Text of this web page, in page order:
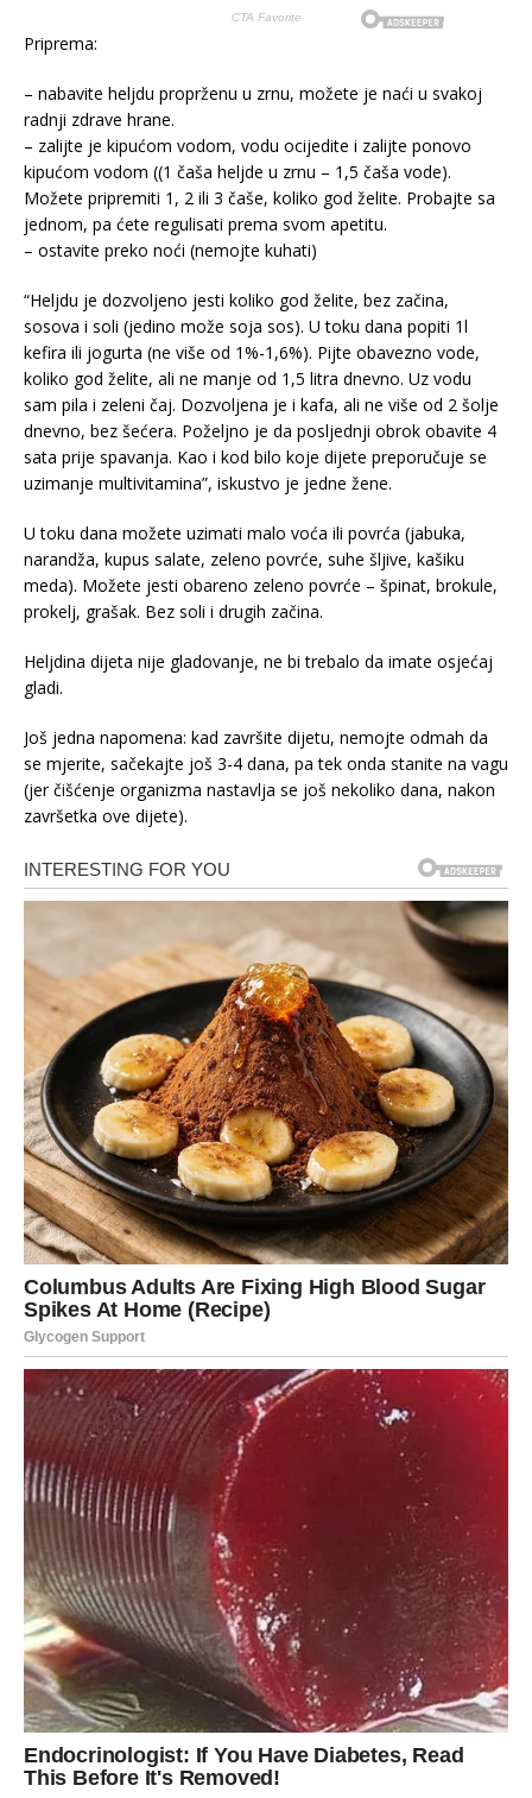
Priprema:
– nabavite heljdu proprženu u zrnu, možete je naći u svakoj
radnji zdrave hrane.
– zalijte je kipućom vodom, vodu ocijedite i zalijte ponovo
kipućom vodom ((1 čaša heljde u zrnu – 1,5 čaša vode).
Možete pripremiti 1, 2 ili 3 čaše, koliko god želite. Probajte sa
jednom, pa ćete regulisati prema svom apetitu.
– ostavite preko noći (nemojte kuhati)
“Heljdu je dozvoljeno jesti koliko god želite, bez začina,
sosova i soli (jedino može soja sos). U toku dana popiti 1l
kefira ili jogurta (ne više od 1%-1,6%). Pijte obavezno vode,
koliko god želite, ali ne manje od 1,5 litra dnevno. Uz vodu
sam pila i zeleni čaj. Dozvoljena je i kafa, ali ne više od 2 šolje
dnevno, bez šećera. Poželjno je da posljednji obrok obavite 4
sata prije spavanja. Kao i kod bilo koje dijete preporučuje se
uzimanje multivitamina”, iskustvo je jedne žene.
U toku dana možete uzimati malo voća ili povrća (jabuka,
narandža, kupus salate, zeleno povrće, suhe šljive, kašiku
meda). Možete jesti obareno zeleno povrće – špinat, brokule,
prokelj, grašak. Bez soli i drugih začina.
Heljdina dijeta nije gladovanje, ne bi trebalo da imate osjećaj
gladi.
Još jedna napomena: kad završite dijetu, nemojte odmah da
se mjerite, sačekajte još 3-4 dana, pa tek onda stanite na vagu
(jer čišćenje organizma nastavlja se još nekoliko dana, nakon
završetka ove dijete).